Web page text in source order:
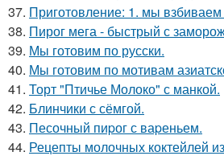
37. Приготовление: 1. мы
38. Пирог мега - быстрый с
39. Мы готовим по русски.
40. Мы готовим по мотивам
41. Торт "Птичье Молоко" с манкой.
42. Блинчики с сёмгой.
43. Песочный пиpог с ваpеньем.
44. Рецепты молочных коктейлей